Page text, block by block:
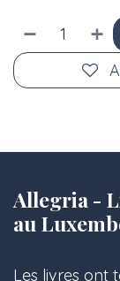
Allegria -
au
Les livres ont